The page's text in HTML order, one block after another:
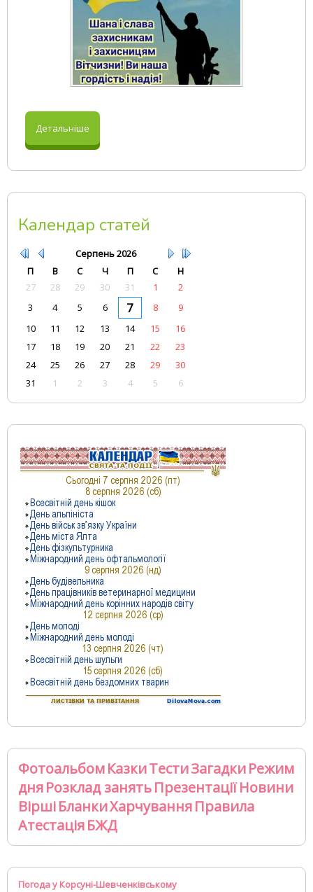
Детальніше
Календар статей
Серпень2026
П
В С Ч П С
Н
27
28 29 30 31 1
2
3
4 5 6 7 8
9
10
11 12 13 14 15
16
17
18 19 20 21 22
23
24
25 26 27 28 29
30
31
1 2 3 4 5 6
ФотоальбомКазкиТестиЗагадкиРежим
дняРозклад занятьПрезентаціїНовини
ВіршіБланкиХарчуванняПравила
АтестаціяБЖД
Погода у Корсуні-Шевченківському